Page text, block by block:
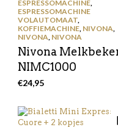
ESPRESSOMACHINE,
ESPRESSOMACHINE
VOLAUTOMAAT,
KOFFIEMACHINE, NIVONA
NIVONA NIVONA
Nivona
NIMC1000
€24,95